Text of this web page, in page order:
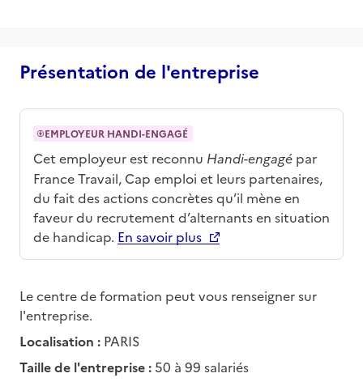
Présentation de l'entreprise
EMPLOYEUR HANDI-ENGAGÉ
Cet employeur est reconnu Handi-engagé par
France Travail, Cap emploi et leurs partenaires,
du fait des actions concrètes qu’il mène en
faveur du recrutement d’alternants en situation
de handicap. En savoir plus
Le centre de formation peut vous renseigner sur
l'entreprise.
Localisation : PARIS
Taille de l'entreprise : 50 à 99 salariés